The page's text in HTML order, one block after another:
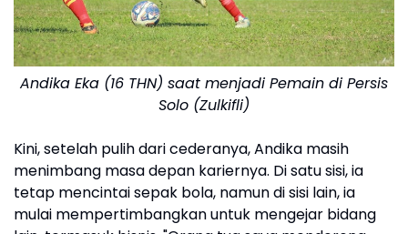
Andika Eka (16 THN) saat menjadi Pemain di Persis
Solo (Zulkifli)
Kini, setelah pulih dari cederanya, Andika masih
menimbang masa depan kariernya. Di satu sisi, ia
tetap mencintai sepak bola, namun di sisi lain, ia
mulai mempertimbangkan untuk mengejar bidang